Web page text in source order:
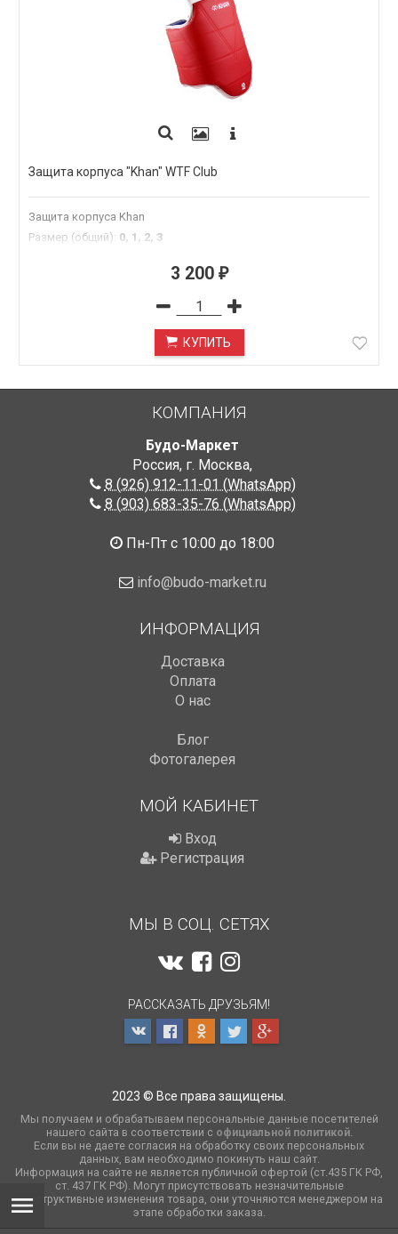
Защита корпуса "Khan" WTF Club
Защита корпуса Khan
Размер (общий): 0, 1, 2, 3
3 200 ₽
КУПИТЬ
КОМПАНИЯ
Будо-Маркет
Россия, г. Москва,
8 (926) 912-11-01 (WhatsApp)
8 (903) 683-35-76 (WhatsApp)
Пн-Пт с 10:00 до 18:00
info@budo-market.ru
ИНФОРМАЦИЯ
Доставка
Оплата
О нас
Блог
Фотогалерея
МОЙ КАБИНЕТ
Вход
Регистрация
МЫ В СОЦ. СЕТЯХ
РАССКАЗАТЬ ДРУЗЬЯМ!
2023 © Все права защищены.
Мы получаем и обрабатываем персональные данные посетителей
нашего сайта в соответствии с официальной политикой.
Если вы не даете согласия на обработку своих персональных
данных, вам необходимо покинуть наш сайт.
Информация на сайте не является публичной офертой (ст.435 ГК РФ,
cт. 437 ГК РФ). Могут присутствовать незначительные
конструктивные изменения товара, они уточняются менеджером на
этапе обработки заказа.